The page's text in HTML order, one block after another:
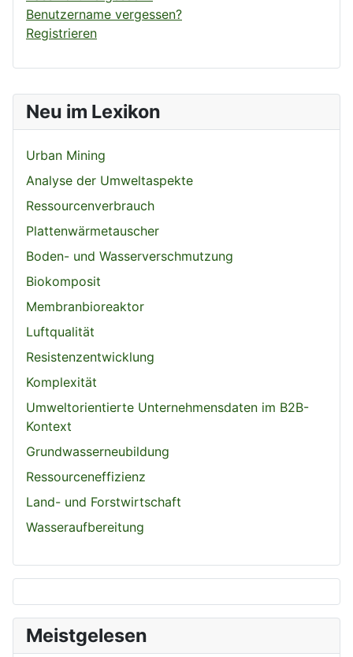
Neu im Lexikon
Urban Mining
Analyse der Umweltaspekte
Ressourcenverbrauch
Plattenwärmetauscher
Boden- und Wasserverschmutzung
Biokomposit
Membranbioreaktor
Luftqualität
Resistenzentwicklung
Komplexität
Umweltorientierte Unternehmensdaten im B2B-
Kontext
Grundwasserneubildung
Ressourceneffizienz
Land- und Forstwirtschaft
Wasseraufbereitung
Meistgelesen
Benutzername vergessen?
Registrieren